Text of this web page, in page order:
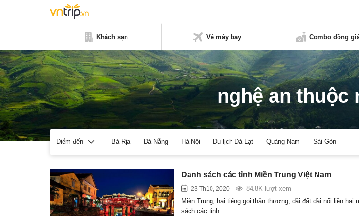
Khách sạn Vé máy bay Combo đồng
nghệ an thuộc
Điểm đến Bà Rịa Đà Nẵng Hà Nội Du lịch Đà Lạt Quảng Nam Sài Gòn
Danh sách các tỉnh Miền Trung Việt Nam
23 Th10, 2020
84.8K lượt xem
Miền Trung, hai tiếng gọi thân thương, dải đất dài nối liền hai
sách các tỉnh…